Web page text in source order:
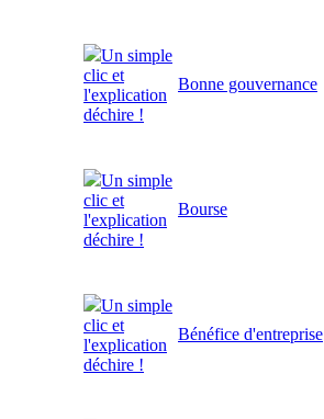
Un simple
clic et
l'explication
déchire !
Bonne gouvernance
Un simple
clic et
l'explication
déchire !
Bourse
Un simple
clic et
l'explication
déchire !
Bénéfice d'entreprise